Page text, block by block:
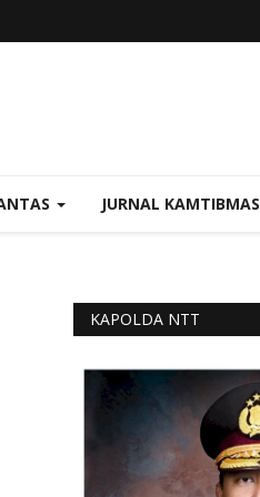
JURNAL KAMTIBMAS
KAPOLDA NTT